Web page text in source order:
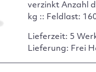
verzinkt Anzahl
kg :: Feldlast:
Lieferzeit: 5
Lieferung: Frei